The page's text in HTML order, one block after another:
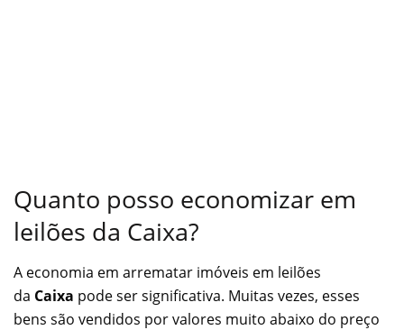
Quanto posso economizar em
leilões da Caixa?
A economia em arrematar imóveis em leilões
da Caixa pode ser significativa. Muitas vezes, esses
bens são vendidos por valores muito abaixo do preço